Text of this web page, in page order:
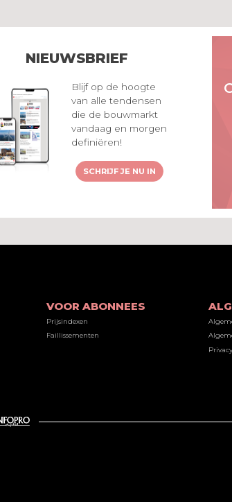
NIEUWSBRIEF
Blijf op de hoogte
van alle tendensen
die de bouwmarkt
vandaag en morgen
definiëren!
SCHRIJF JE NU IN
VOOR ABONNEES
Prijsindexen
Faillissementen